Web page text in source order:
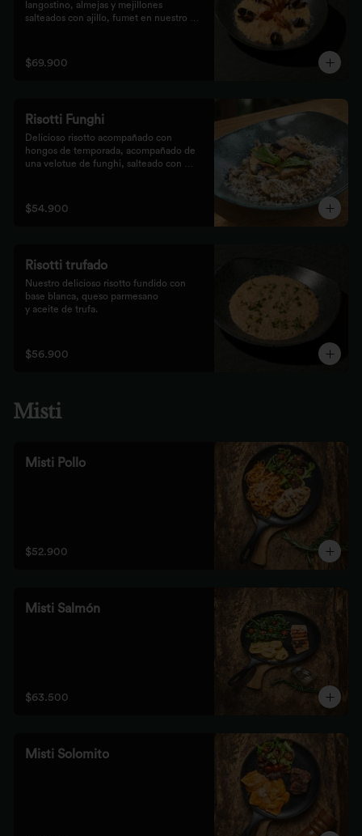
langostino, almejas y mejillones
salteados con ajillo, fumet en nuestro
$69.900
Risotti Funghi
Delicioso risotto acompañado con
hongos de temporada, acompañado de
una velotue de funghi, salteado con
$54.900
Risotti trufado
Nuestro delicioso risotto fundido con
base blanca, queso parmesano
y aceite de trufa.
$56.900
Misti
Misti Pollo
$52.900
Misti Salmón
$63.500
Misti Solomito